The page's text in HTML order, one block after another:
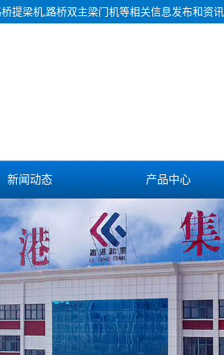
提梁机,路桥双主梁门机等相关信息发布和资讯
新闻动态 产品中心